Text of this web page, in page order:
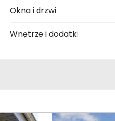
Okna i drzwi
Wnętrze i dodatki